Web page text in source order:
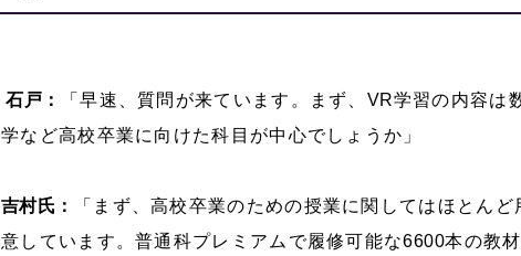
石戸： 「早速、質問が来ています。まず、 VR学習の内容は
学など高校卒業に向けた科目が中心でしょうか」
吉村氏：
「まず、高校卒業のための授業に関してはほとんど
意しています。普通科プレミアムで履修可能な6600本の教